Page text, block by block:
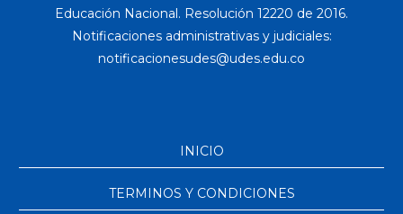
Educación Nacional. Resolución 12220 de 2016.
Notificaciones administrativas y judiciales:
INICIO
TERMINOS Y CONDICIONES